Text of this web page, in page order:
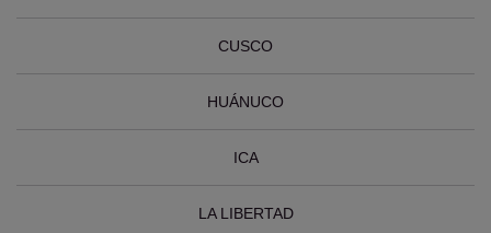
CUSCO
HUÁNUCO
ICA
LA LIBERTAD